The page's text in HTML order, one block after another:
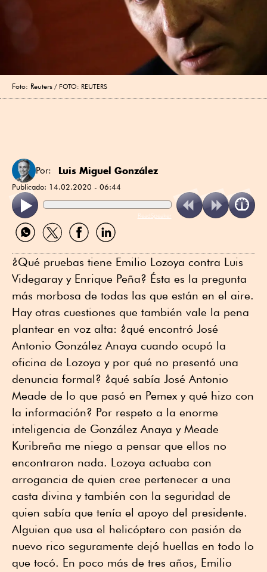
Foto: Reuters FOTO: REUTERS
Por: Luis Miguel González
Publicado: 14.02.2020 - 06:44
ReadSpeaker
Compartir
por
Compartir
por
Compartir
por
Compartir
por
¿Qué pruebas tiene Emilio Lozoya contra Luis
Videgaray y Enrique Peña? Ésta es la pregunta
más morbosa de todas las que están en el aire.
Hay otras cuestiones que también vale la pena
plantear en voz alta: ¿qué encontró José
Antonio González Anaya cuando ocupó la
oficina de Lozoya y por qué no presentó una
denuncia formal? ¿qué sabía José Antonio
Meade de lo que pasó en Pemex y qué hizo con
la información? Por respeto a la enorme
inteligencia de González Anaya y Meade
Kuribreña me niego a pensar que ellos no
encontraron nada. Lozoya actuaba con
arrogancia de quien cree pertenecer a una
casta divina y también con la seguridad de
quien sabía que tenía el apoyo del presidente.
Alguien que usa el helicóptero con pasión de
nuevo rico seguramente dejó huellas en todo lo
que tocó. En poco más de tres años, Emilio